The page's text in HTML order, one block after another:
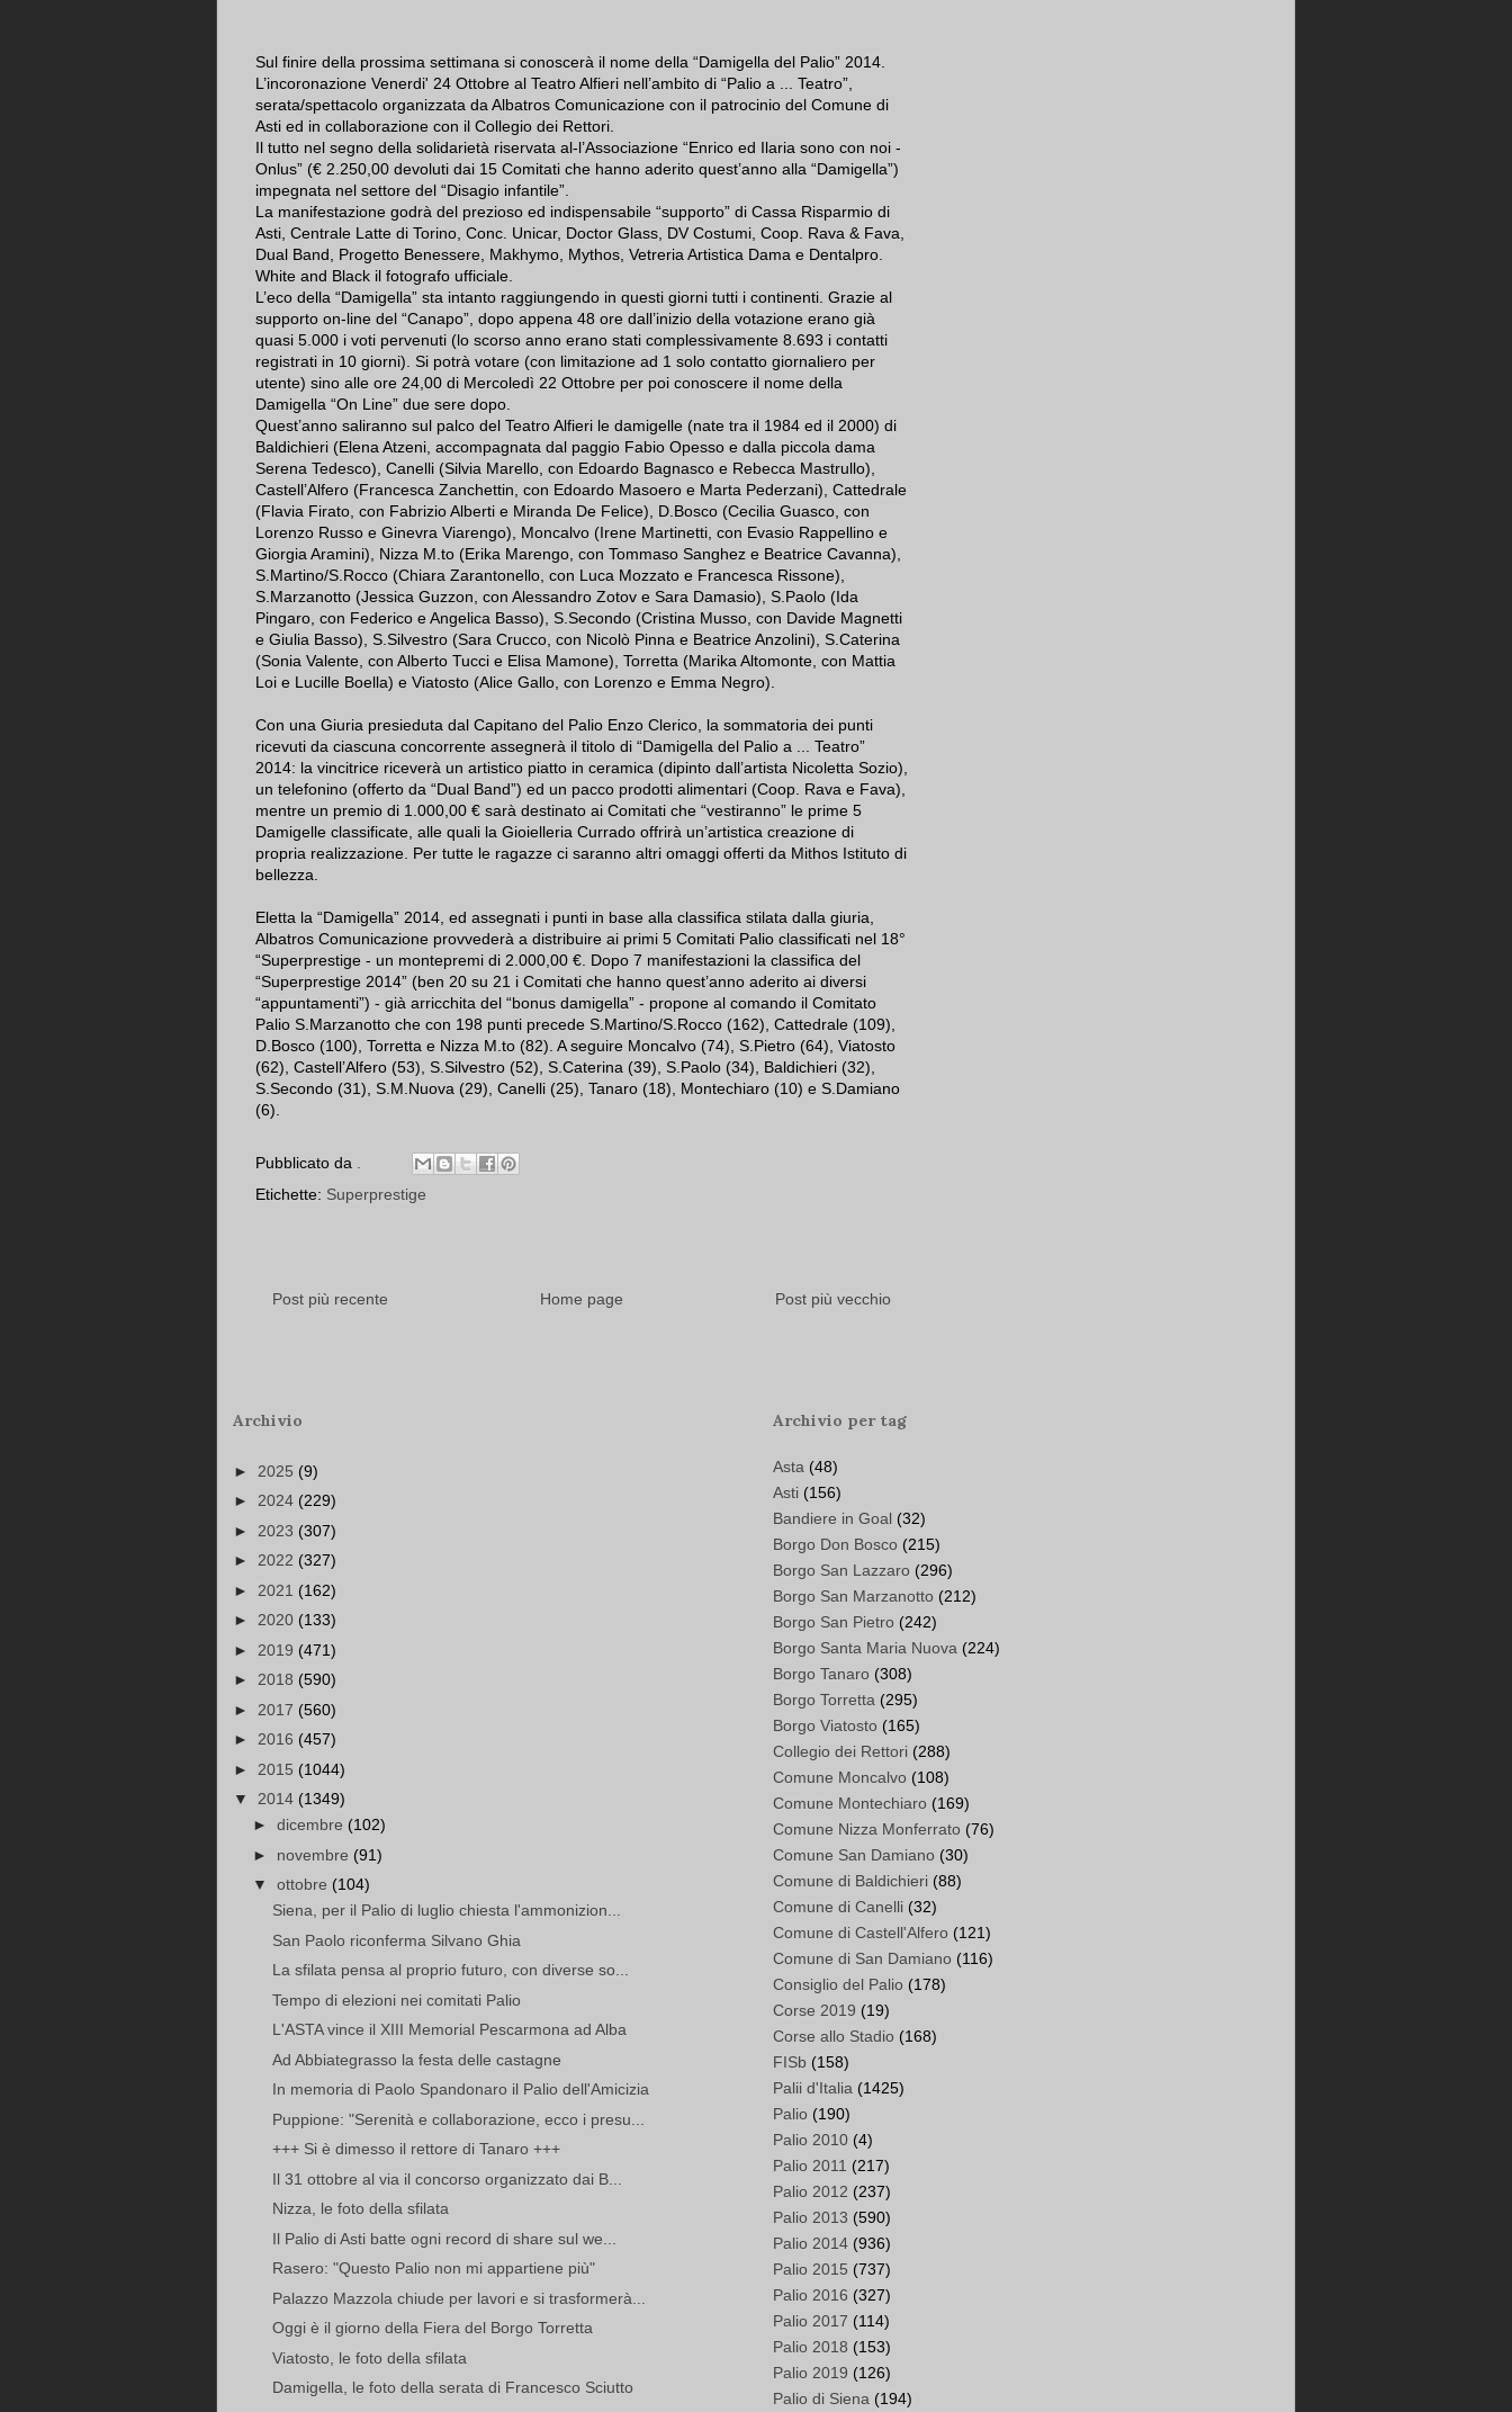
Sul finire della prossima settimana si conoscerà il nome della “Damigella del Palio” 2014.
L’incoronazione Venerdi' 24 Ottobre al Teatro Alfieri nell’ambito di “Palio a ... Teatro”,
serata/spettacolo organizzata da Albatros Comunicazione con il patrocinio del Comune di
Asti ed in collaborazione con il Collegio dei Rettori.
Il tutto nel segno della solidarietà riservata al-l’Associazione “Enrico ed Ilaria sono con noi -
Onlus” (€ 2.250,00 devoluti dai 15 Comitati che hanno aderito quest’anno alla “Damigella”)
impegnata nel settore del “Disagio infantile”.
La manifestazione godrà del prezioso ed indispensabile “supporto” di Cassa Risparmio di
Asti, Centrale Latte di Torino, Conc. Unicar, Doctor Glass, DV Costumi, Coop. Rava & Fava,
Dual Band, Progetto Benessere, Makhymo, Mythos, Vetreria Artistica Dama e Dentalpro.
White and Black il fotografo ufficiale.
L’eco della “Damigella” sta intanto raggiungendo in questi giorni tutti i continenti. Grazie al
supporto on-line del “Canapo”, dopo appena 48 ore dall’inizio della votazione erano già
quasi 5.000 i voti pervenuti (lo scorso anno erano stati complessivamente 8.693 i contatti
registrati in 10 giorni). Si potrà votare (con limitazione ad 1 solo contatto giornaliero per
utente) sino alle ore 24,00 di Mercoledì 22 Ottobre per poi conoscere il nome della
Damigella “On Line” due sere dopo.
Quest’anno saliranno sul palco del Teatro Alfieri le damigelle (nate tra il 1984 ed il 2000) di
Baldichieri (Elena Atzeni, accompagnata dal paggio Fabio Opesso e dalla piccola dama
Serena Tedesco), Canelli (Silvia Marello, con Edoardo Bagnasco e Rebecca Mastrullo),
Castell’Alfero (Francesca Zanchettin, con Edoardo Masoero e Marta Pederzani), Cattedrale
(Flavia Firato, con Fabrizio Alberti e Miranda De Felice), D.Bosco (Cecilia Guasco, con
Lorenzo Russo e Ginevra Viarengo), Moncalvo (Irene Martinetti, con Evasio Rappellino e
Giorgia Aramini), Nizza M.to (Erika Marengo, con Tommaso Sanghez e Beatrice Cavanna),
S.Martino/S.Rocco (Chiara Zarantonello, con Luca Mozzato e Francesca Rissone),
S.Marzanotto (Jessica Guzzon, con Alessandro Zotov e Sara Damasio), S.Paolo (Ida
Pingaro, con Federico e Angelica Basso), S.Secondo (Cristina Musso, con Davide Magnetti
e Giulia Basso), S.Silvestro (Sara Crucco, con Nicolò Pinna e Beatrice Anzolini), S.Caterina
(Sonia Valente, con Alberto Tucci e Elisa Mamone), Torretta (Marika Altomonte, con Mattia
Loi e Lucille Boella) e Viatosto (Alice Gallo, con Lorenzo e Emma Negro).
Con una Giuria presieduta dal Capitano del Palio Enzo Clerico, la sommatoria dei punti
ricevuti da ciascuna concorrente assegnerà il titolo di “Damigella del Palio a ... Teatro”
2014: la vincitrice riceverà un artistico piatto in ceramica (dipinto dall’artista Nicoletta Sozio),
un telefonino (offerto da “Dual Band”) ed un pacco prodotti alimentari (Coop. Rava e Fava),
mentre un premio di 1.000,00 € sarà destinato ai Comitati che “vestiranno” le prime 5
Damigelle classificate, alle quali la Gioielleria Currado offrirà un’artistica creazione di
propria realizzazione. Per tutte le ragazze ci saranno altri omaggi offerti da Mithos Istituto di
bellezza.
Eletta la “Damigella” 2014, ed assegnati i punti in base alla classifica stilata dalla giuria,
Albatros Comunicazione provvederà a distribuire ai primi 5 Comitati Palio classificati nel 18°
“Superprestige - un montepremi di 2.000,00 €. Dopo 7 manifestazioni la classifica del
“Superprestige 2014” (ben 20 su 21 i Comitati che hanno quest’anno aderito ai diversi
“appuntamenti”) - già arricchita del “bonus damigella” - propone al comando il Comitato
Palio S.Marzanotto che con 198 punti precede S.Martino/S.Rocco (162), Cattedrale (109),
D.Bosco (100), Torretta e Nizza M.to (82). A seguire Moncalvo (74), S.Pietro (64), Viatosto
(62), Castell’Alfero (53), S.Silvestro (52), S.Caterina (39), S.Paolo (34), Baldichieri (32),
S.Secondo (31), S.M.Nuova (29), Canelli (25), Tanaro (18), Montechiaro (10) e S.Damiano
(6).
Pubblicato da
Etichette: Superprestige
Post più recente Post più vecchio
Home page
Archivio
► 2025 (9)
► 2024 (229)
► 2023 (307)
► 2022 (327)
► 2021 (162)
► 2020 (133)
► 2019 (471)
► 2018 (590)
► 2017 (560)
► 2016 (457)
► 2015 (1044)
▼ 2014 (1349)
► dicembre (102)
► novembre (91)
▼ ottobre (104)
Siena, per il Palio di luglio chiesta l'ammonizion...
San Paolo riconferma Silvano Ghia
La sfilata pensa al proprio futuro, con diverse so...
Tempo di elezioni nei comitati Palio
L'ASTA vince il XIII Memorial Pescarmona ad Alba
Ad Abbiategrasso la festa delle castagne
In memoria di Paolo Spandonaro il Palio dell'Amicizia
Puppione: "Serenità e collaborazione, ecco i presu...
+++ Si è dimesso il rettore di Tanaro +++
Il 31 ottobre al via il concorso organizzato dai B...
Nizza, le foto della sfilata
Il Palio di Asti batte ogni record di share sul we...
Rasero: "Questo Palio non mi appartiene più"
Palazzo Mazzola chiude per lavori e si trasformerà...
Oggi è il giorno della Fiera del Borgo Torretta
Viatosto, le foto della sfilata
Damigella, le foto della serata di Francesco Sciutto
Archivio per tag
Asta (48)
Asti (156)
Bandiere in Goal (32)
Borgo Don Bosco (215)
Borgo San Lazzaro (296)
Borgo San Marzanotto (212)
Borgo San Pietro (242)
Borgo Santa Maria Nuova (224)
Borgo Tanaro (308)
Borgo Torretta (295)
Borgo Viatosto (165)
Collegio dei Rettori (288)
Comune Moncalvo (108)
Comune Montechiaro (169)
Comune Nizza Monferrato (76)
Comune San Damiano (30)
Comune di Baldichieri (88)
Comune di Canelli (32)
Comune di Castell'Alfero (121)
Comune di San Damiano (116)
Consiglio del Palio (178)
Corse 2019 (19)
Corse allo Stadio (168)
FISb (158)
Palii d'Italia (1425)
Palio (190)
Palio 2010 (4)
Palio 2011 (217)
Palio 2012 (237)
Palio 2013 (590)
Palio 2014 (936)
Palio 2015 (737)
Palio 2016 (327)
Palio 2017 (114)
Palio 2018 (153)
Palio 2019 (126)
Palio di Siena (194)